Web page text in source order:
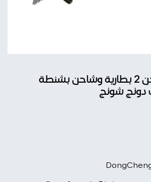
منشار اركيت شحن 2 بطارية وشاحن بشنطة